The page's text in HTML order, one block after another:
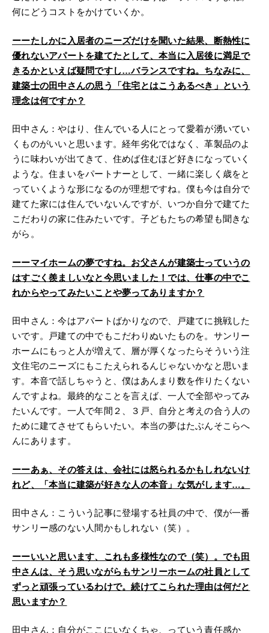
何にどうコストをかけていくか。
ーーたしかに入居者のニーズだけを聞いた結果、断熱性に
優れないアパートを建てたとして、本当に入居後に満足で
きるかといえば疑問ですし…バランスですね。ちなみに、
建築士の田中さんの思う「住宅とはこうあるべき」という
理念は何ですか？
田中さん：やはり、住んでいる人にとって愛着が湧いてい
くものがいいと思います。経年劣化ではなく、革製品のよ
うに味わいが出てきて、住めば住むほど好きになっていく
ような。住まいをパートナーとして、一緒に楽しく歳をと
っていくような形になるのが理想ですね。僕も今は自分で
建てた家には住んでいないんですが、いつか自分で建てた
こだわりの家に住みたいです。子どもたちの希望も聞きな
がら。
ーーマイホームの夢ですね。お父さんが建築士っていうの
はすごく羨ましいなと今思いました！では、仕事の中でこ
れからやってみたいことや夢ってありますか？
田中さん：今はアパートばかりなので、戸建てに挑戦した
いです。戸建ての中でもこだわりぬいたものを。サンリー
ホームにもっと人が増えて、層が厚くなったらそういう注
文住宅のニーズにもこたえられるんじゃないかなと思いま
す。本音で話しちゃうと、僕はあんまり数を作りたくない
んですよね。最終的なことを言えば、一人で全部やってみ
たいんです。一人で年間２、３戸、自分と考えの合う人の
ために建てさせてもらいたい。本当の夢はたぶんそこらへ
んにあります。
ーーあぁ、その答えは、会社には怒られるかもしれないけ
れど、「本当に建築が好きな人の本音」な気がします…。
田中さん：こういう記事に登場する社員の中で、僕が一番
サンリー感のない人間かもしれない（笑）。
ーーいいと思います、これも多様性なので（笑）。でも田
中さんは、そう思いながらもサンリーホームの社員として
ずっと頑張っているわけで。続けてこられた理由は何だと
思いますか？
田中さん：自分がここにいなくちゃ、っていう責任感か